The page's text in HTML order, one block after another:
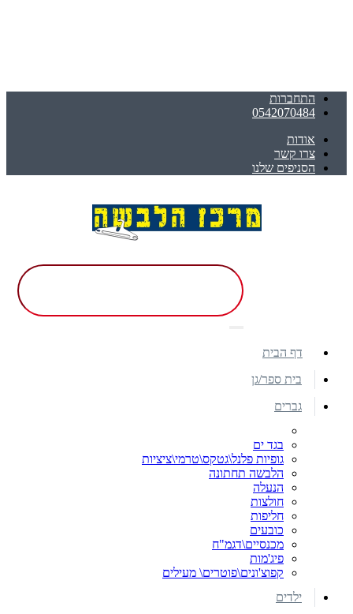
התחברות
0542070484
אודות
צרו קשר
הסניפים שלנו
דף הבית
בית ספר/גן
גברים
בגד ים
גופיות פלנל\גטקס\טרמי\ציציות
הלבשה תחתונה
הנעלה
חולצות
חליפות
כובעים
מכנסיים\דגמ"ח
פיג'מות
קפוצ'ונים\פוטרים\ מעילים
ילדים